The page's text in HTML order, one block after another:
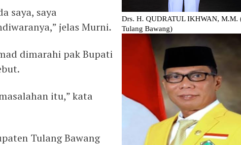
saya, saya
jelas Murni.
dimarahi pak Bupati
itu,” kata
Tulang Bawang